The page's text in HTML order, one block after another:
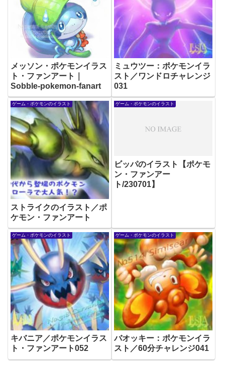
メッソン・ポケモンイラス
ト・ファンアート｜
Sobble-pokemon-fanart
ミュウツー：ポケモンイラ
スト／ワンドロチャレンジ
031
ゲーム・ポケモンのイラスト
ストライクのイラスト／ポ
ケモン・ファンアート
ゲーム・ポケモンのイラスト
ビッパのイラスト【ポケモ
ン・ファンアー
ト/230701】
ゲーム・ポケモンのイラスト
キバニア／ポケモンイラス
ト・ファンアート052
ゲーム・ポケモンのイラスト
バオッキー：ポケモンイラ
スト／60分チャレンジ041